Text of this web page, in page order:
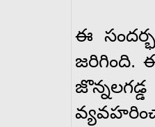
ఈ
జరిగింది.